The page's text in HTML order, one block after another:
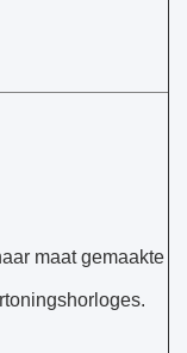
maat gemaakte